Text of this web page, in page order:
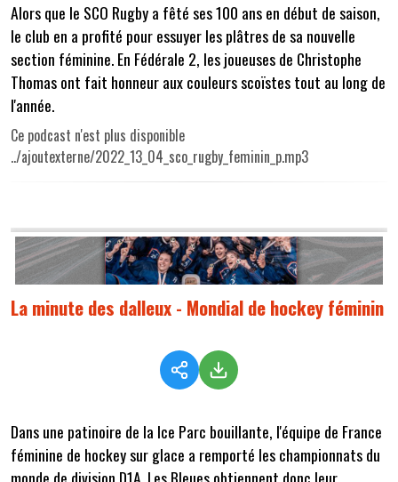
Alors que le SCO Rugby a fêté ses 100 ans en début de saison,
le club en a profité pour essuyer les plâtres de sa nouvelle
section féminine. En Fédérale 2, les joueuses de Christophe
Thomas ont fait honneur aux couleurs scoïstes tout au long de
l'année.
Ce podcast n'est plus disponible
../ajoutexterne/2022_13_04_sco_rugby_feminin_p.mp3
La minute des dalleux - Mondial de hockey féminin
Dans une patinoire de la Ice Parc bouillante, l'équipe de France
féminine de hockey sur glace a remporté les championnats du